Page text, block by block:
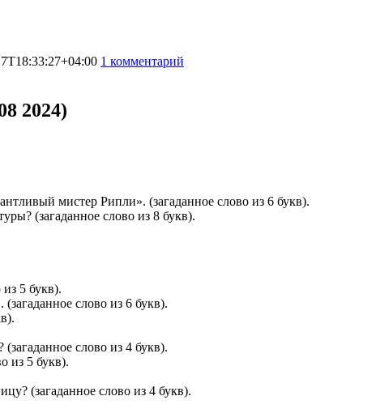
1 комментарий
2024)
мистер Рипли». (загаданное слово из 6 букв).
(загаданное слово из 8 букв).
5 букв).
слово из 6 букв).
слово из 4 букв).
из 5 букв).
(загаданное слово из 4 букв).